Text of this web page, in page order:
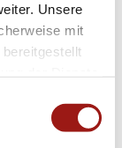
Unsere
mit
13534077
ab und
Charakter
Dimension